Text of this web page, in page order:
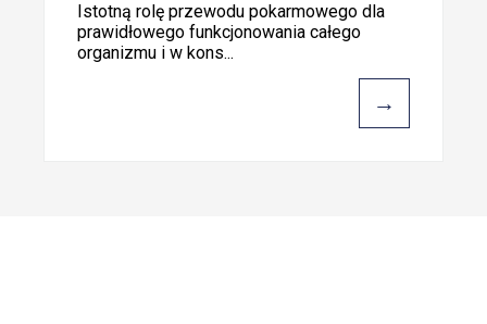
Istotną rolę przewodu pokarmowego dla
prawidłowego funkcjonowania całego
organizmu i w kons...
→